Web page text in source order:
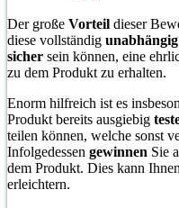
Der große Vorteil dieser
diese vollständig unabhängig
sicher sein können, eine
zu dem Produkt zu erhalten.
Enorm hilfreich ist es
Produkt bereits ausgiebig
teilen können, welche sonst
Infolgedessen gewinnen Sie
dem Produkt. Dies kann
erleichtern.